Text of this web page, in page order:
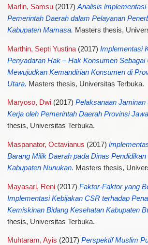
Marlin, Samsu(2017) Analisis lmplementasi
Pemerintah Daerah dalam Pelayanan
Kabupaten Mamasa. Masters thesis,
Marthin, Septi Yustina(2017) Implementasi
Penyadaran Hak – Hak Konsumen Sebagai
Mewujudkan Kemandirian Konsumen di
Utara. Masters thesis, Universitas Terbuka.
Maryoso, Dwi(2017) Pelaksanaan Jaminan
Kerja oleh Pemerintah Daerah Provinsi
thesis, Universitas Terbuka.
Maspanator, Octavianus (2017)
Barang Milik Daerah pada Dinas
Kabupaten Nunukan. Masters thesis,
Mayasari, Reni(2017) Faktor-Faktor yang
Implementasi Kebijakan CSR terhadap
Kemiskinan Bidang Kesehatan Kabupaten
thesis, Universitas Terbuka.
Muhtaram, Ayis (2017) Perspektif Muslim